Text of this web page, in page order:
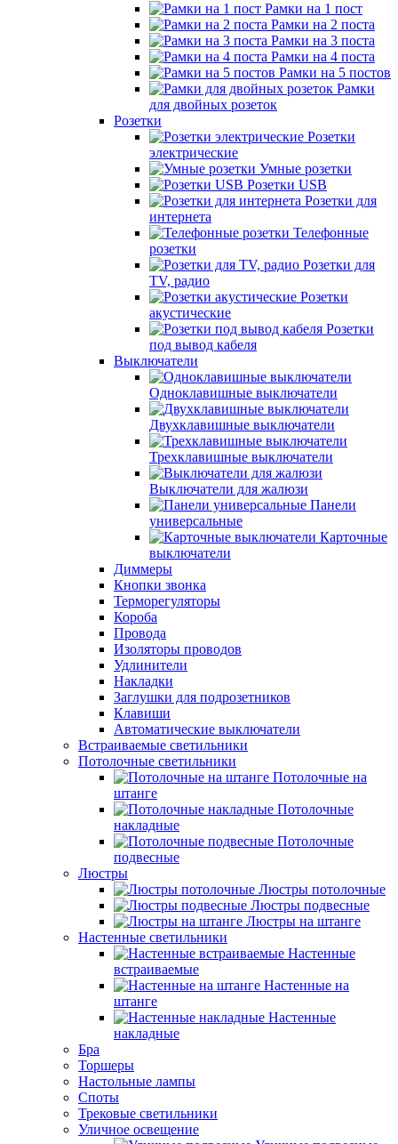
Рамки на 1 пост
Рамки на 2 поста
Рамки на 3 поста
Рамки на 4 поста
Рамки на 5 постов
Рамки
для двойных розеток
Розетки
Розетки
электрические
Умные розетки
Розетки USB
Розетки для
интернета
Телефонные
розетки
Розетки для
TV, радио
Розетки
акустические
Розетки
под вывод кабеля
Выключатели
Одноклавишные выключатели
Двухклавишные выключатели
Трехклавишные выключатели
Выключатели для жалюзи
Панели
универсальные
Карточные
выключатели
Диммеры
Кнопки звонка
Терморегуляторы
Короба
Провода
Изоляторы проводов
Удлинители
Накладки
Заглушки для подрозетников
Клавиши
Автоматические выключатели
Встраиваемые светильники
Потолочные светильники
Потолочные на
штанге
Потолочные
накладные
Потолочные
подвесные
Люстры
Люстры потолочные
Люстры подвесные
Люстры на штанге
Настенные светильники
Настенные
встраиваемые
Настенные на
штанге
Настенные
накладные
Бра
Торшеры
Настольные лампы
Споты
Трековые светильники
Уличное освещение